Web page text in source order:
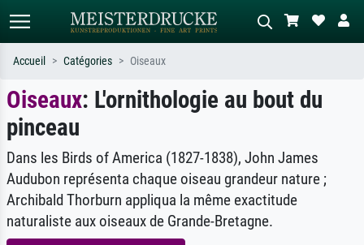
Recherche standard Recherche d'images IA
Recherchez par artiste, titre ou style –
ex. Monet, Nuit étoilée,
impressionnisme, vague de Hokusai,
nu.
tableau sombre, nu debout près d'un
arbre.
Accueil Catégories Oiseaux
Oiseaux: L'ornithologie au bout du
pinceau
Dans les Birds of America (1827-1838), John James
Audubon représenta chaque oiseau grandeur nature ;
Archibald Thorburn appliqua la même exactitude
naturaliste aux oiseaux de Grande-Bretagne.